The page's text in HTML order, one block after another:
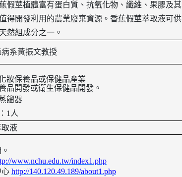
假莖植體富有蛋白質、抗氧化物、纖維、果膠及其
得開發利用的農業廢棄資源。香蕉假莖萃取液可供
然組成分之一。
系黃振文教授
妝保養品或保健品產業
品開發或衛生保健品開發。
餾器
1 人
液
www.nchu.edu.tw/index1.php
心 http://140.120.49.189/about1.php